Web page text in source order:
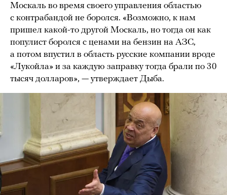
Москаль во время своего управления областью
с контрабандой не боролся. «Возможно, к нам
пришел какой-то другой Москаль, но тогда он как
популист боролся с ценами на бензин на АЗС,
а потом впустил в область русские компании вроде
«Лукойла» и за каждую заправку тогда брали по 30
тысяч долларов», — утверждает Дыба.